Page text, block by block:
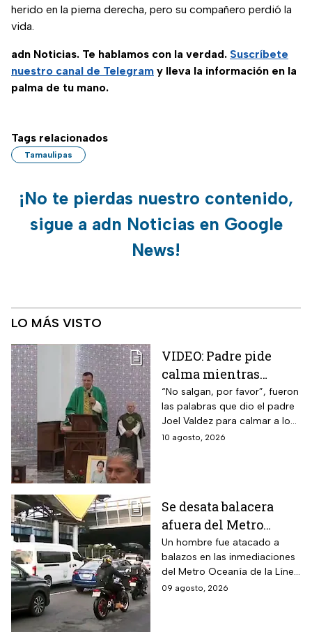
herido en la pierna derecha, pero su compañero perdió la
vida.
adn Noticias. Te hablamos con la verdad. Suscríbete
nuestro canal de Telegram y lleva la información en la
palma de tu mano.
Tags relacionados
Tamaulipas
¡No te pierdas nuestro contenido,
sigue a adn Noticias en Google
News!
LO MÁS VISTO
VIDEO: Padre pide
calma mientras
balacera interrumpe
misa en Los Mochis,
Sinaloa
“No salgan, por favor”, fueron
las palabras que dio el padre
Joel Valdez para calmar a los
feligreses que se encontraban
10 agosto, 2026
Se desata balacera
afuera del Metro
Oceanía en la CDMX;
hay heridos
Un hombre fue atacado a
balazos en las inmediaciones
del Metro Oceanía de la Línea
B del Metro CDMX.
09 agosto, 2026